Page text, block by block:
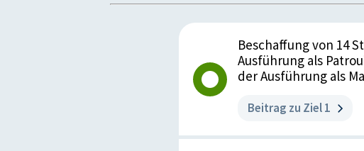
Zielzustand 2020:
Kapazität für
verstärkte
Istzustand 2020:
Ein geschützter
für zusätzlich drei
Beschaffung von 14
Ausführung als
der Ausführung als
Beitrag zu Ziel 1